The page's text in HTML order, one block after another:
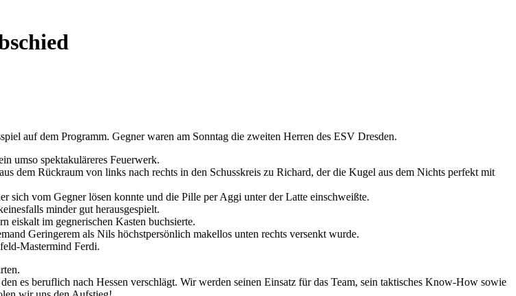
auf dem Programm. Gegner waren am Sonntag die zweiten Herren des ESV Dresden.
umso spektakuläreres Feuerwerk.
dem Rückraum von links nach rechts in den Schusskreis zu Richard, der die Kugel aus dem Nichts perfekt mit
sich vom Gegner lösen konnte und die Pille per Aggi unter der Latte einschweißte.
minder gut herausgespielt.
eiskalt im gegnerischen Kasten buchsierte.
Geringerem als Nils höchstpersönlich makellos unten rechts versenkt wurde.
Mastermind Ferdi.
es beruflich nach Hessen verschlägt. Wir werden seinen Einsatz für das Team, sein taktisches Know-How sowie